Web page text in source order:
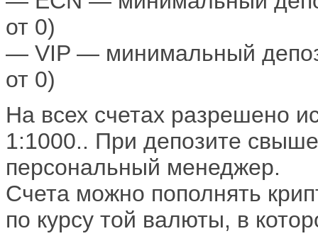
от 0)
— VIP — минимальный
от 0)
На всех счетах разрешено
1:1000.. При депозите
персональный менеджер.
Счета можно пополнять
по курсу той валюты, в